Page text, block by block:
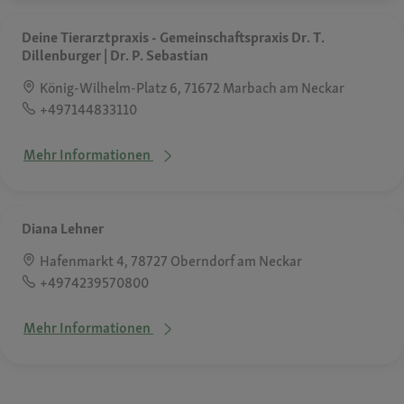
Deine Tierarztpraxis - Gemeinschaftspraxis Dr. T.
Dillenburger | Dr. P. Sebastian
König-Wilhelm-Platz 6, 71672 Marbach am Neckar
+497144833110
Mehr Informationen
Diana Lehner
Hafenmarkt 4, 78727 Oberndorf am Neckar
+4974239570800
Mehr Informationen